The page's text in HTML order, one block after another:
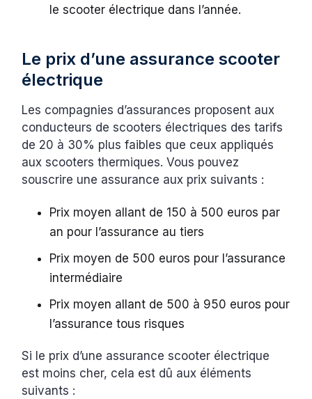
le scooter électrique dans l’année.
Le prix d’une assurance scooter
électrique
Les compagnies d’assurances proposent aux
conducteurs de scooters électriques des tarifs
de 20 à 30% plus faibles que ceux appliqués
aux scooters thermiques. Vous pouvez
souscrire une assurance aux prix suivants :
Prix moyen allant de 150 à 500 euros par
an pour l’assurance au tiers
Prix moyen de 500 euros pour l’assurance
intermédiaire
Prix moyen allant de 500 à 950 euros pour
l’assurance tous risques
Si le prix d’une assurance scooter électrique
est moins cher, cela est dû aux éléments
suivants :